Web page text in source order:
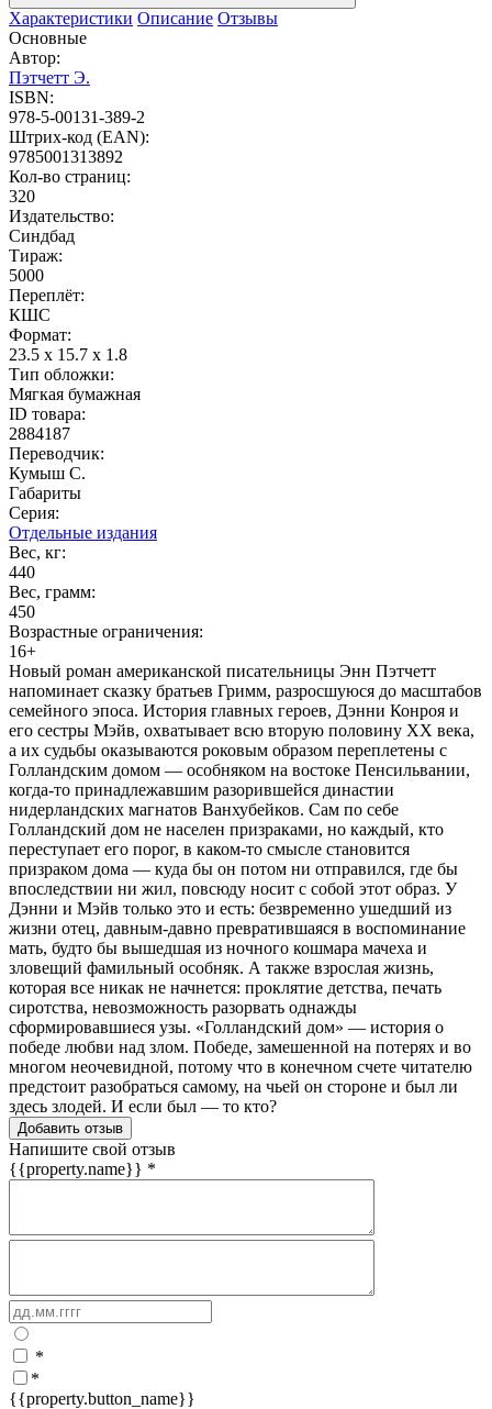
Характеристики Описание Отзывы
Основные
Автор:
Пэтчетт Э.
ISBN:
978-5-00131-389-2
Штрих-код (EAN):
9785001313892
Кол-во страниц:
320
Издательство:
Синдбад
Тираж:
5000
Переплёт:
КШС
Формат:
23.5 x 15.7 x 1.8
Тип обложки:
Мягкая бумажная
ID товара:
2884187
Переводчик:
Кумыш С.
Габариты
Серия:
Отдельные издания
Вес, кг:
440
Вес, грамм:
450
Возрастные ограничения:
16+
Новый роман американской писательницы Энн Пэтчетт
напоминает сказку братьев Гримм, разросшуюся до масштабов
семейного эпоса. История главных героев, Дэнни Конроя и
его сестры Мэйв, охватывает всю вторую половину ХХ века,
а их судьбы оказываются роковым образом переплетены с
Голландским домом — особняком на востоке Пенсильвании,
когда-то принадлежавшим разорившейся династии
нидерландских магнатов Ванхубейков. Сам по себе
Голландский дом не населен призраками, но каждый, кто
переступает его порог, в каком-то смысле становится
призраком дома — куда бы он потом ни отправился, где бы
впоследствии ни жил, повсюду носит с собой этот образ. У
Дэнни и Мэйв только это и есть: безвременно ушедший из
жизни отец, давным-давно превратившаяся в воспоминание
мать, будто бы вышедшая из ночного кошмара мачеха и
зловещий фамильный особняк. А также взрослая жизнь,
которая все никак не начнется: проклятие детства, печать
сиротства, невозможность разорвать однажды
сформировавшиеся узы. «Голландский дом» — история о
победе любви над злом. Победе, замешенной на потерях и во
многом неочевидной, потому что в конечном счете читателю
предстоит разобраться самому, на чьей он стороне и был ли
здесь злодей. И если был — то кто?
Добавить отзыв
Напишите свой отзыв
{{property.name}} *
*
*
{{property.button_name}}